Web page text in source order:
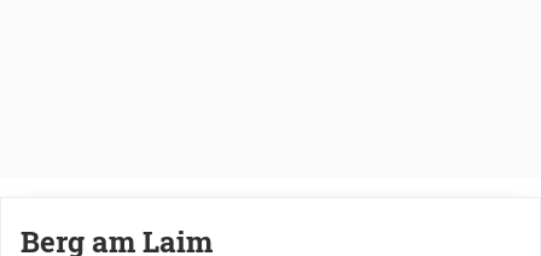
Berg am Laim